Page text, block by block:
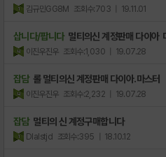
김규민GG8M 조회수:703 | 19.11.01
삽니다/팝니다 멀티의신 계정판매 다이아
이진우진우 조회수:1,030 | 19.07.28
잡담 롤 멀티의신 계정판매 다이아.마스터
이진우진우 조회수:2,232 | 19.07.28
잡담 멀티의 신 계정구매합니다
Dlalstjd 조회수:395 | 18.10.12